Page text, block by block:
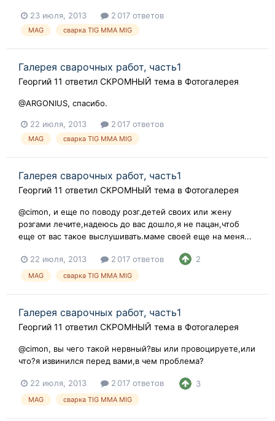
23 июля, 2013 2 017 ответов
MAG сварка TIG ММА MIG
Галерея сварочных работ, часть1
Георгий 11 ответил СКРОМНЫЙ тема в Фотогалерея
@ARGONIUS, спасибо.
22 июля, 2013 2 017 ответов
MAG сварка TIG ММА MIG
Галерея сварочных работ, часть1
Георгий 11 ответил СКРОМНЫЙ тема в Фотогалерея
@cimon, и еще по поводу розг.детей своих или жену
розгами лечите,надеюсь до вас дошло,я не пацан,чтоб
еще от вас такое выслушивать.маме своей еще на меня...
22 июля, 2013 2 017 ответов 2
MAG сварка TIG ММА MIG
Галерея сварочных работ, часть1
Георгий 11 ответил СКРОМНЫЙ тема в Фотогалерея
@cimon, вы чего такой нервный?вы или провоцируете,или
что?я извинился перед вами,в чем проблема?
22 июля, 2013 2 017 ответов 3
MAG сварка TIG ММА MIG